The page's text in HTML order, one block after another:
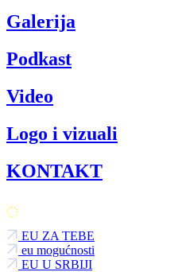
Galerija
Podkast
Video
Logo i vizuali
KONTAKT
EU ZA TEBE
eu mogućnosti
EU U SRBIJI